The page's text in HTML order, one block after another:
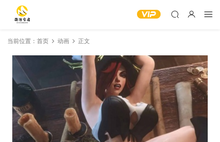
当前位置： 首页 动画 正文